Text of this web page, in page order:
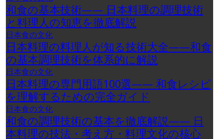
和食の基本技術―― 日本料理の調理技術
と料理人の知恵を徹底解説
日本食の文化
日本料理の料理人が知る技術大全――和食
の基本調理技術を体系的に解説
日本食の文化
日本料理の専門用語100選―― 和食レシピ
を理解するための完全ガイド
日本食の文化
和食の調理技術の基本を徹底解説―― 日
本料理の技法・考え方・料理文化の核心